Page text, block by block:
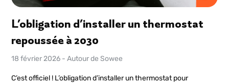
L’obligation d’installer un thermostat
repoussée à 2030
18 février 2026 -Autour de Sowee
C’est officiel ! L’obligation d’installer un thermostat pour